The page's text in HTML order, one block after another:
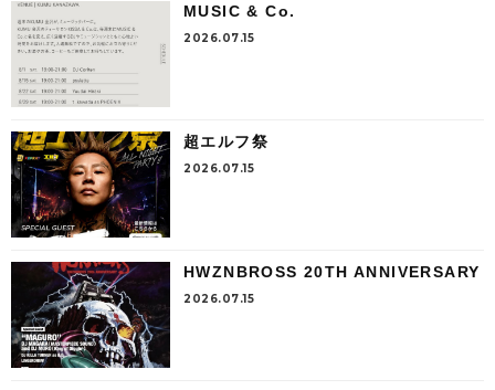
MUSIC & Co.
2026.07.15
超エルフ祭
2026.07.15
HWZNBROSS 20TH ANNIVERSARY
2026.07.15